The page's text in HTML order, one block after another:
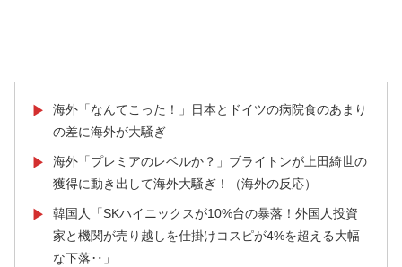
▶
海外「なんてこった！」日本とドイツの病院食のあまり
の差に海外が大騒ぎ
▶
海外「プレミアのレベルか？」ブライトンが上田綺世の
獲得に動き出して海外大騒ぎ！（海外の反応）
▶
韓国人「SKハイニックスが10%台の暴落！外国人投資
家と機関が売り越しを仕掛けコスピが4%を超える大幅
な下落‥」